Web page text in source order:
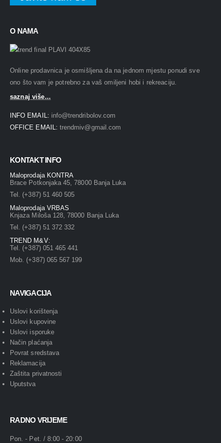
O NAMA
Online prodavnica je osmišljena da na jednom mjestu ponudi sve
ono što vam je potrebno za vaš omiljeni hobi i rekreaciju.
saznaj više...
INFO EMAIL: info@trendribolov.com
OFFICE EMAIL: trendmiv@gmail.com
KONTAKT INFO
Maloprodaja KONTRA
Brace Potkonjaka 45, 78000 Banja Luka
Tel. (+387) 51 460 505
Maloprodaja VRBAS
Knjaza Miloša 128, 78000 Banja Luka
Tel. (+387) 51 372 332
TREND M&V:
Tel. (+387) 051 465 441
Mob. (+387) 065 567 199
NAVIGACIJA
Uslovi korištenja
Uslovi kupovine
Uslovi isporuke
Način plaćanja
Povrat sredstava
Reklamacija
Zaštita privatnosti
Uputstva
RADNO VRIJEME
Pon. - Pet. / 8:00 - 20:00